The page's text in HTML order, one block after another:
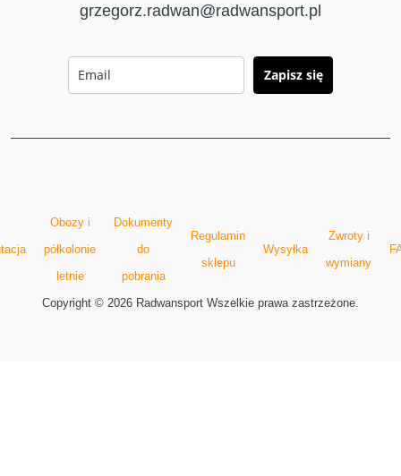
grzegorz.radwan@radwansport.pl
Zapisz się
Obozy i
półkolonie
letnie
Dokumenty
do
pobrania
Regulamin
sklepu
Wysyłka
Zwroty i
wymiany
Copyright © 2026 Radwansport Wszelkie prawa zastrzeżone.